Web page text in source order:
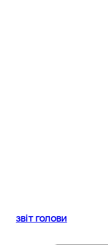
звіт голови